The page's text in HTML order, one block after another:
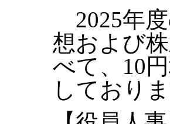
2025年
想および
べて、10
しておりま